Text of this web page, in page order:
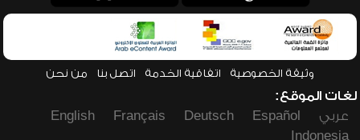
وثيقة الخصوصية اتفاقية الخدمة اتصل بنا من نحن
لغات الموقع:
عربي
Español
Deutsch
Français
English
Indonesia